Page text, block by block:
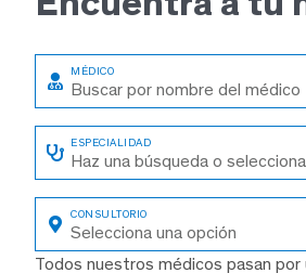
Buscar por nombre del médico
Haz una búsqueda o
Selecciona una opción
Todos nuestros médicos pasan por